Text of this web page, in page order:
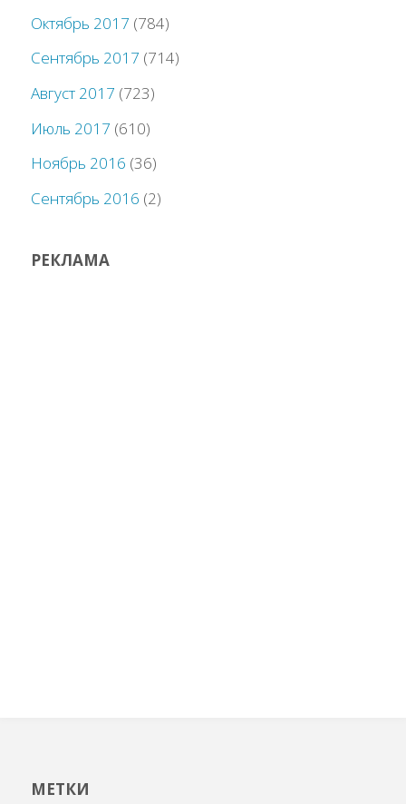
Октябрь 2017 (784)
Сентябрь 2017 (714)
Август 2017 (723)
Июль 2017 (610)
Ноябрь 2016 (36)
Сентябрь 2016 (2)
РЕКЛАМА
МЕТКИ